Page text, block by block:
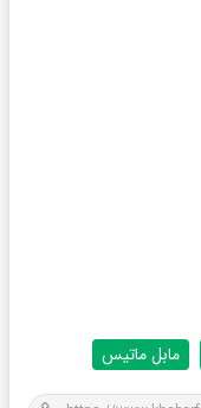
مابل ماتیس